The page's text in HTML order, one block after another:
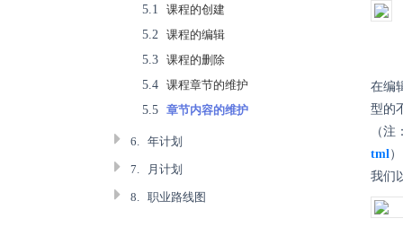
5.1
课程的创建
5.2 课程的编辑
5.3 课程的删除
5.4 课程章节的维护
5.5 章节内容的维护
6. 年计划
7. 月计划
8. 职业路线图
在编
型的
（
tml）
我们